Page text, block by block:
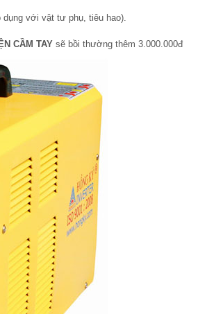
với vật tư phụ, tiêu hao).
CẦM TAY sẽ bồi thường thêm 3.000.000đ